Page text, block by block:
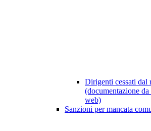
Dirigenti cessati dal
(documentazione
web)
Sanzioni per mancata